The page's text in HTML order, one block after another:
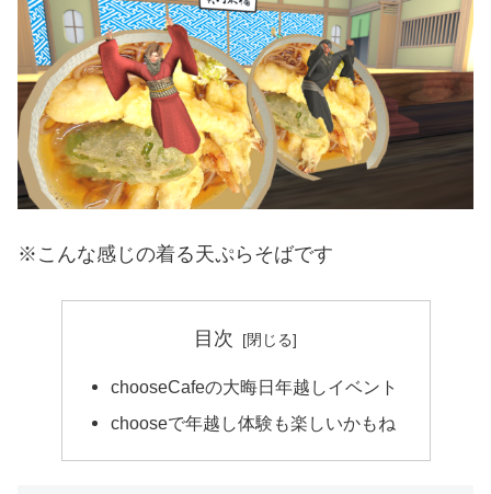
※こんな感じの着る天ぷらそばです
目次
chooseCafeの大晦日年越しイベント
chooseで年越し体験も楽しいかもね